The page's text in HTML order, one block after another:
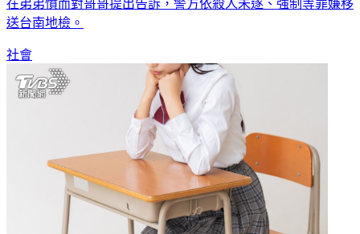
在弟弟憤而對哥哥提出告訴，警方依殺人未遂、強制等罪嫌移
送台南地檢。
社會